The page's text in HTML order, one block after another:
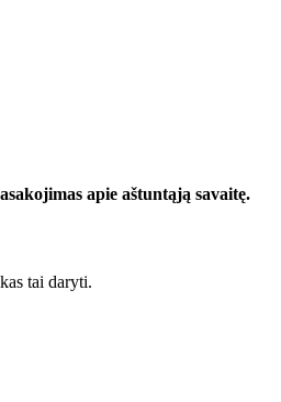
apie aštuntąją savaitę.
tai daryti.